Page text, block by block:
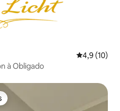
Évaluation
4,9 (10)
à Obligado
plus appréciés